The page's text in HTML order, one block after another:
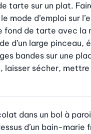
tarte sur un plat.
mode d’emploi sur
fond de tarte avec la
d’un large pinceau,
bandes sur une
laisser sécher, mettre
dans un bol à
d’un bain-marie